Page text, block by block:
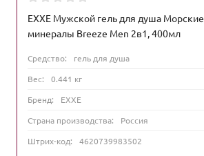
EXXE Мужской гель для душа Морские
минералы Breeze Men 2в1, 400мл
Средство:
гель для душа
Вес:
0.441 кг
Бренд:
EXXE
Страна производства:
Россия
Штрих-код:
4620739983502